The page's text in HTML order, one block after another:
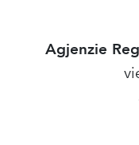
Agjenzie